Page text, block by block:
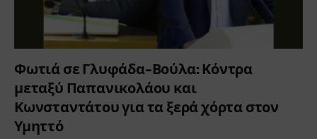
Φωτιά σε Γλυφάδα-Βούλα: Κόντρα
μεταξύ Παπανικολάου και
Κωνσταντάτου για τα ξερά χόρτα στον
Υμηττό